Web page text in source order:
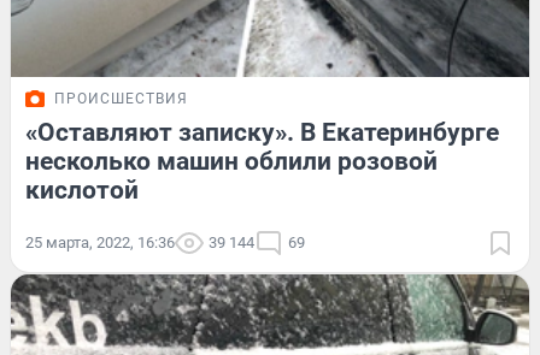
ПРОИСШЕСТВИЯ
«Оставляют записку». В Екатеринбурге
несколько машин облили розовой
кислотой
25 марта, 2022, 16:36 39 144 69